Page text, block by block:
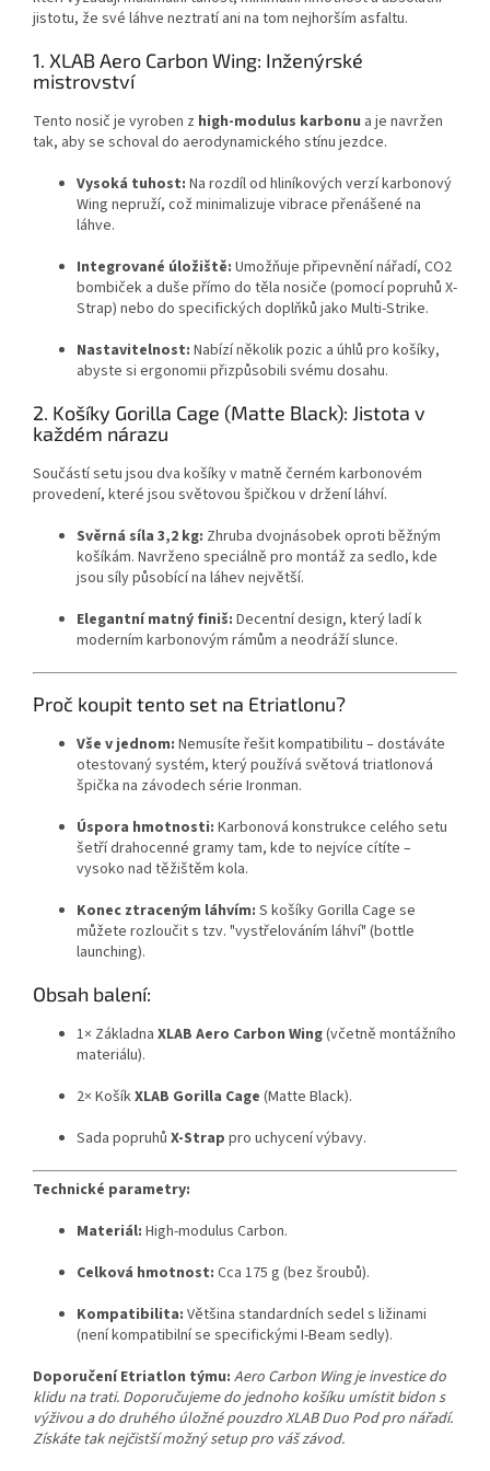
jistotu, že své láhve neztratí ani na tom nejhorším asfaltu.
1. XLAB Aero Carbon Wing: Inženýrské
mistrovství
Tento nosič je vyroben z high-modulus karbonu a je navržen
tak, aby se schoval do aerodynamického stínu jezdce.
Vysoká tuhost: Na rozdíl od hliníkových verzí karbonový
Wing nepruží, což minimalizuje vibrace přenášené na
láhve.
Integrované úložiště: Umožňuje připevnění nářadí, CO2
bombiček a duše přímo do těla nosiče (pomocí popruhů X-
Strap) nebo do specifických doplňků jako Multi-Strike.
Nastavitelnost: Nabízí několik pozic a úhlů pro košíky,
abyste si ergonomii přizpůsobili svému dosahu.
2. Košíky Gorilla Cage (Matte Black): Jistota v
každém nárazu
Součástí setu jsou dva košíky v matně černém karbonovém
provedení, které jsou světovou špičkou v držení láhví.
Svěrná síla 3,2 kg: Zhruba dvojnásobek oproti běžným
košíkám. Navrženo speciálně pro montáž za sedlo, kde
jsou síly působící na láhev největší.
Elegantní matný finiš: Decentní design, který ladí k
moderním karbonovým rámům a neodráží slunce.
Proč koupit tento set na Etriatlonu?
Vše v jednom: Nemusíte řešit kompatibilitu – dostáváte
otestovaný systém, který používá světová triatlonová
špička na závodech série Ironman.
Úspora hmotnosti: Karbonová konstrukce celého setu
šetří drahocenné gramy tam, kde to nejvíce cítíte –
vysoko nad těžištěm kola.
Konec ztraceným láhvím: S košíky Gorilla Cage se
můžete rozloučit s tzv. "vystřelováním láhví" (bottle
launching).
Obsah balení:
1× Základna XLAB Aero Carbon Wing(včetně montážního
materiálu).
2× KošíkXLAB Gorilla Cage (Matte Black).
Sada popruhů X-Strap pro uchycení výbavy.
Technické parametry:
Materiál: High-modulus Carbon.
Celková hmotnost: Cca 175 g (bez šroubů).
Kompatibilita: Většina standardních sedel s ližinami
(není kompatibilní se specifickými I-Beam sedly).
Doporučení Etriatlon týmu: Aero Carbon Wing je investice do
klidu na trati. Doporučujeme do jednoho košíku umístit bidon s
výživou a do druhého úložné pouzdro XLAB Duo Pod pro nářadí.
Získáte tak nejčistší možný setup pro váš závod.
Powered by chaterimo